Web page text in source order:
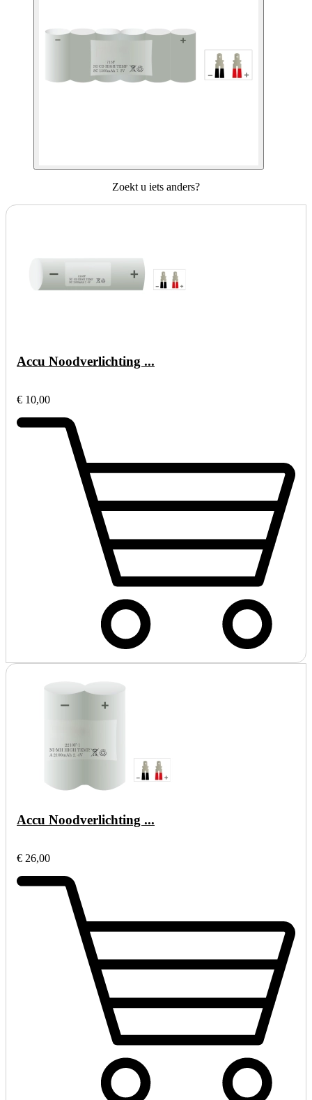
Zoekt u iets anders?
Accu Noodverlichting ...
€ 10,00
Accu Noodverlichting ...
€ 26,00